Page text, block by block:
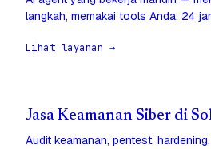
langkah, memakai tools Anda, 24
Lihat layanan →
Jasa Keamanan Siber di
Audit keamanan, pentest,